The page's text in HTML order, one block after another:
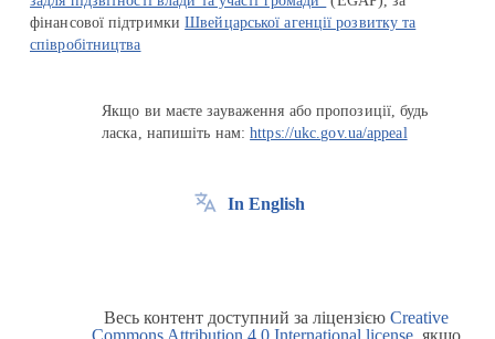
фінансової підтримкиШвейцарської агенції розвитку та
співробітництва
Якщо ви маєте зауваження або пропозиції, будь
ласка, напишіть нам:https://ukc.gov.ua/appeal
In English
Весь контент доступний за ліцензією Creative
Commons Attribution 4.0 International license, якщо